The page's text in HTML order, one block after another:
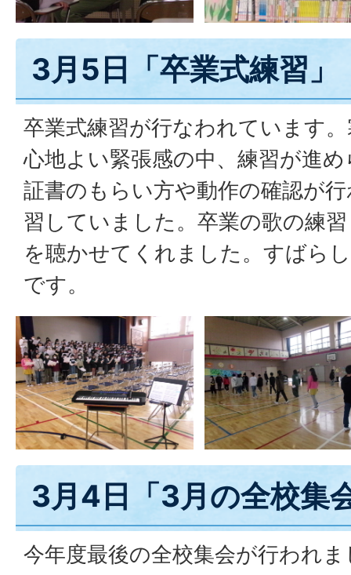
3月5日「卒業式練習」
卒業式練習が行なわれています
心地よい緊張感の中、練習が進
証書のもらい方や動作の確認が
習していました。卒業の歌の練
を聴かせてくれました。すばら
です。
3月4日「3月の全校集
今年度最後の全校集会が行われ